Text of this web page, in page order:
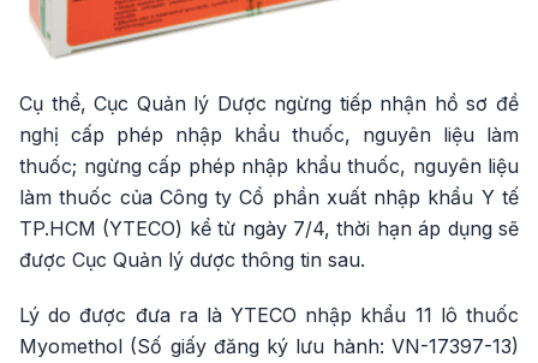
Cụ thể, Cục Quản lý Dược ngừng tiếp nhận hồ sơ đề
nghị cấp phép nhập khẩu thuốc, nguyên liệu làm
thuốc; ngừng cấp phép nhập khẩu thuốc, nguyên liệu
làm thuốc của Công ty Cổ phần xuất nhập khẩu Y tế
TP.HCM (YTECO) kể từ ngày 7/4, thời hạn áp dụng sẽ
được Cục Quản lý dược thông tin sau.
Lý do được đưa ra là YTECO nhập khẩu 11 lô thuốc
Myomethol (Số giấy đăng ký lưu hành: VN-17397-13)